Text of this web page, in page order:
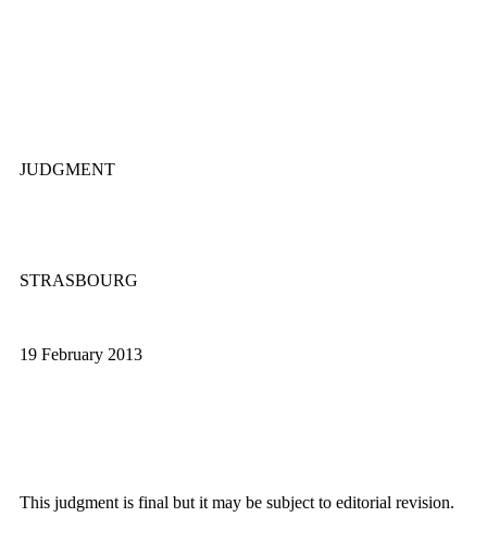
JUDGMENT
STRASBOURG
19 February 2013
This judgment is final but it may be subject to editorial revision.